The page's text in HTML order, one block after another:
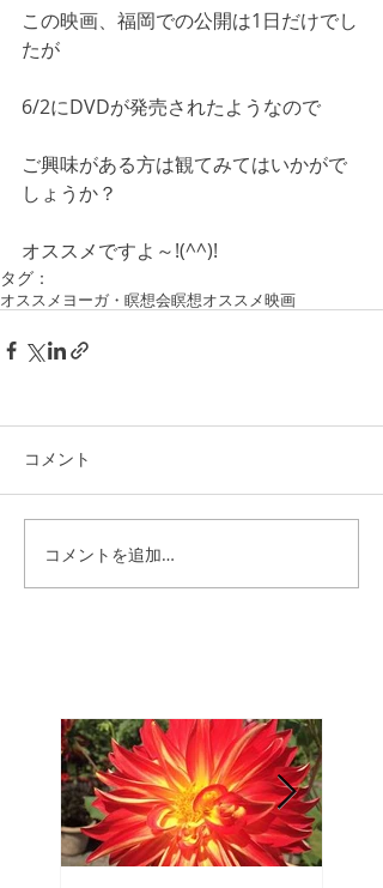
この映画、福岡での公開は1日だけでし
たが
6/2にDVDが発売されたようなので
ご興味がある方は観てみてはいかがで
しょうか？
オススメですよ～!(^^)!
タグ：
オススメ ヨーガ・瞑想会瞑想オススメ映画
コメント
コメントを追加…